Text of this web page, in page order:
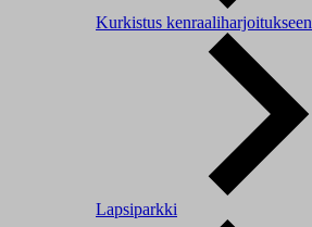
Kurkistus kenraaliharjoitukseen
Lapsiparkki